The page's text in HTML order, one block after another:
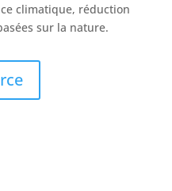
climatique, réduction
sur la nature.